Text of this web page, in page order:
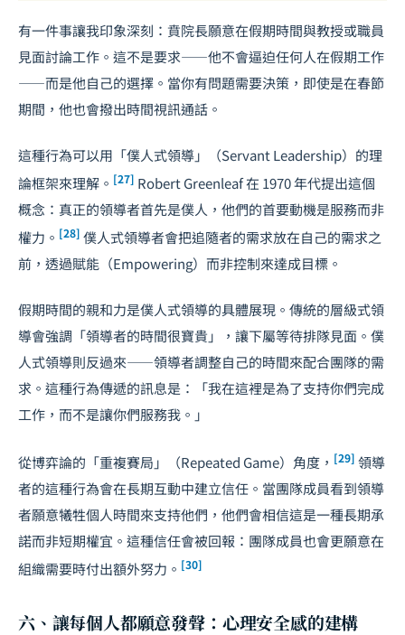
有一件事讓我印象深刻：賁院長願意在假期時間與教授或職員
見面討論工作。這不是要求——他不會逼迫任何人在假期工作
——而是他自己的選擇。當你有問題需要決策，即使是在春節
期間，他也會撥出時間視訊通話。
這種行為可以用「僕人式領導」（Servant Leadership）的理
論框架來理解。 [27] Robert Greenleaf 在 1970 年代提出這個
概念：真正的領導者首先是僕人，他們的首要動機是服務而非
權力。 [28] 僕人式領導者會把追隨者的需求放在自己的需求之
前，透過賦能（Empowering）而非控制來達成目標。
假期時間的親和力是僕人式領導的具體展現。傳統的層級式領
導會強調「領導者的時間很寶貴」，讓下屬等待排隊見面。僕
人式領導則反過來——領導者調整自己的時間來配合團隊的需
求。這種行為傳遞的訊息是：「我在這裡是為了支持你們完成
工作，而不是讓你們服務我。」
從博弈論的「重複賽局」（Repeated Game）角度， [29] 領導
者的這種行為會在長期互動中建立信任。當團隊成員看到領導
者願意犧牲個人時間來支持他們，他們會相信這是一種長期承
諾而非短期權宜。這種信任會被回報：團隊成員也會更願意在
組織需要時付出額外努力。 [30]
六、讓每個人都願意發聲：心理安全感的建構